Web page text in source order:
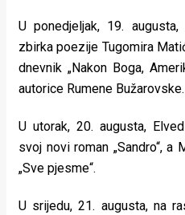
pokretu
Ideje
koje
rade
Urban
U ponedjeljak, 19.
zbirka poezije Tugomira
dnevnik „Nakon Boga,
autorice Rumene Bužarovske.
U utorak, 20. augusta,
svoj novi roman „Sandro“,
„Sve pjesme“.
U srijedu, 21. augusta, na